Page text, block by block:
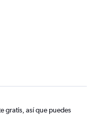
gratis, así que puedes